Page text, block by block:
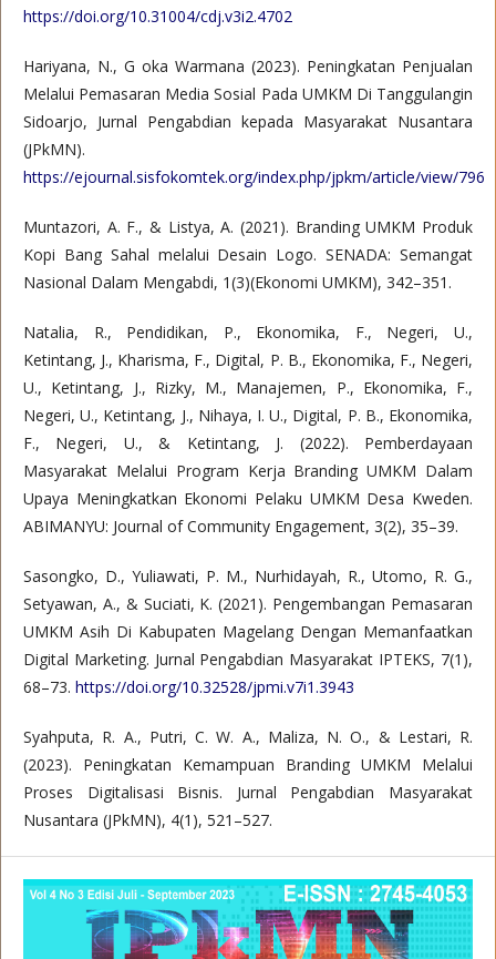
https://doi.org/10.31004/cdj.v3i2.4702
Hariyana, N., G oka Warmana (2023). Peningkatan Penjualan
Melalui Pemasaran Media Sosial Pada UMKM Di Tanggulangin
Sidoarjo, Jurnal Pengabdian kepada Masyarakat Nusantara
(JPkMN).
https://ejournal.sisfokomtek.org/index.php/jpkm/article/view/796
Muntazori, A. F., & Listya, A. (2021). Branding UMKM Produk
Kopi Bang Sahal melalui Desain Logo. SENADA: Semangat
Nasional Dalam Mengabdi, 1(3)(Ekonomi UMKM), 342–351.
Natalia, R., Pendidikan, P., Ekonomika, F., Negeri, U.,
Ketintang, J., Kharisma, F., Digital, P. B., Ekonomika, F., Negeri,
U., Ketintang, J., Rizky, M., Manajemen, P., Ekonomika, F.,
Negeri, U., Ketintang, J., Nihaya, I. U., Digital, P. B., Ekonomika,
F., Negeri, U., & Ketintang, J. (2022). Pemberdayaan
Masyarakat Melalui Program Kerja Branding UMKM Dalam
Upaya Meningkatkan Ekonomi Pelaku UMKM Desa Kweden.
ABIMANYU: Journal of Community Engagement, 3(2), 35–39.
Sasongko, D., Yuliawati, P. M., Nurhidayah, R., Utomo, R. G.,
Setyawan, A., & Suciati, K. (2021). Pengembangan Pemasaran
UMKM Asih Di Kabupaten Magelang Dengan Memanfaatkan
Digital Marketing. Jurnal Pengabdian Masyarakat IPTEKS, 7(1),
68–73. https://doi.org/10.32528/jpmi.v7i1.3943
Syahputa, R. A., Putri, C. W. A., Maliza, N. O., & Lestari, R.
(2023). Peningkatan Kemampuan Branding UMKM Melalui
Proses Digitalisasi Bisnis. Jurnal Pengabdian Masyarakat
Nusantara (JPkMN), 4(1), 521–527.